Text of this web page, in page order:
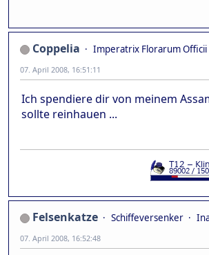
Coppelia Imperatrix Florarum Officii
07. April 2008, 16:51:11
Ich spendiere dir von meinem
sollte reinhauen ...
Felsenkatze Schiffeversenker
07. April 2008, 16:52:48